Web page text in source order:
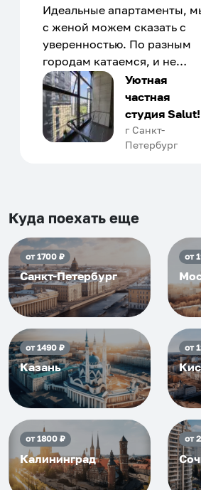
Идеальные апартаменты,
с женой можем сказать с
уверенностью. По разным
городам катаемся, и не
только в России. Сервис на
отличном уровне. Хозяин
апартаментов доброй души
человек, всегда можно
договориться, подскажет
приезжать еще...
Уютная
частная
студия Salut!
г Санкт-
Петербург
Куда поехать еще
от1700₽
Санкт-Петербург
от
от1490₽
Казань
от
от1800₽
Калининград
от